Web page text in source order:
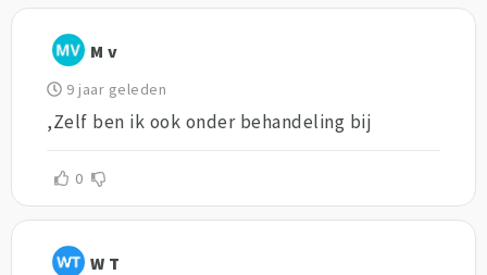
M v
9 jaar geleden
,Zelf ben ik ook onder behandeling bij
0
W T